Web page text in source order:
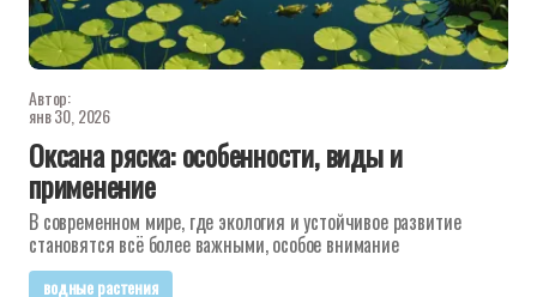
Автор:
янв 30, 2026
Оксана ряска: особенности, виды и
применение
В современном мире, где экология и устойчивое развитие
становятся всё более важными, особое внимание
водные растения